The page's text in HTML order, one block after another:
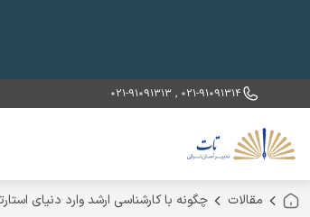
021-91091314
,
021-91091313
مقالات چگونه با کارشناسی ارشد وارد دنیای